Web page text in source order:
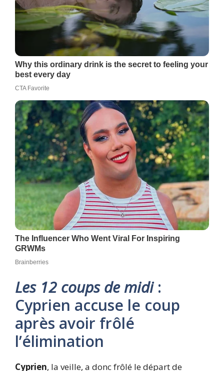
Les 12 coups de midi:
Cyprien accuse le coup
après avoir frôlé
l’élimination
Cyprien, la veille, a donc frôlé le départ de